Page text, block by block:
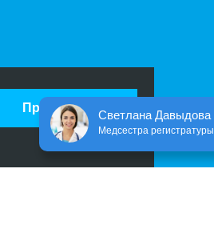
Принять
Светлана Давыдова
Медсестра регистратуры